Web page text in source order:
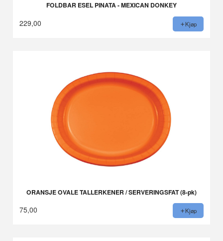
FOLDBAR ESEL PINATA - MEXICAN DONKEY
229,00 Kjøp
ORANSJE OVALE TALLERKENER / SERVERINGSFAT (8-pk)
75,00 Kjøp